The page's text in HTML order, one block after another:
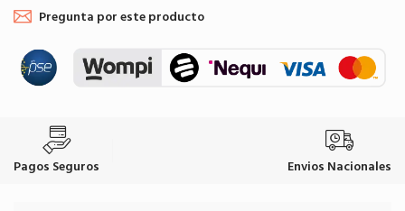
Pregunta por este producto
Pagos Seguros Envios Nacionales